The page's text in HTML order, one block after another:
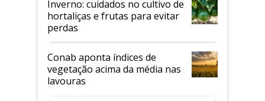
Inverno: cuidados no cultivo de
hortaliças e frutas para evitar
perdas
Conab aponta índices de
vegetação acima da média nas
lavouras